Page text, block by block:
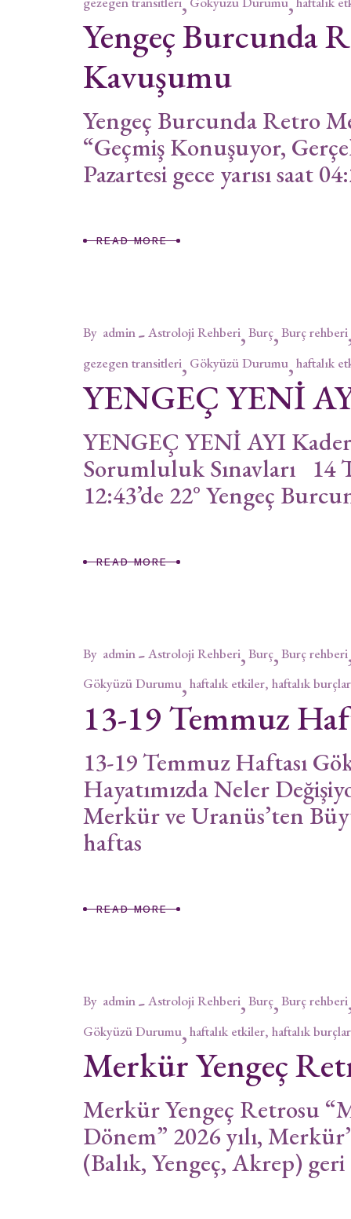
Yengeç Burcunda
Kavuşumu
Yengeç Burcunda Retro
“Geçmiş Konuşuyor,
Pazartesi gece yarısı saat
READ MORE
By admin Astroloji Rehberi Burç Burç rehberi
gezegen transitleri Gökyüzü Durumu haftalık
YENGEÇ YENİ
YENGEÇ YENİ AYI
Sorumluluk Sınavları 14
12:43’de 22° Yengeç
READ MORE
By admin Astroloji Rehberi Burç Burç rehberi
Gökyüzü Durumu haftalık etkiler, haftalık burçlar
13-19 Temmuz
13-19 Temmuz Haftası
Hayatımızda Neler
Merkür ve Uranüs’ten
haftas
READ MORE
By admin Astroloji Rehberi Burç Burç rehberi
Gökyüzü Durumu haftalık etkiler, haftalık burçlar
Merkür Yengeç
Merkür Yengeç Retrosu
Dönem” 2026 yılı,
(Balık, Yengeç, Akrep)